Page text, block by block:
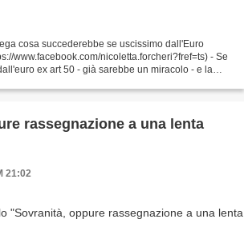
cosa succederebbe se uscissimo dall'Euro
www.facebook.com/nicoletta.forcheri?fref=ts) - Se
ex art 50 - già sarebbe un miracolo - e la
rassegnazione a una lenta
21:02